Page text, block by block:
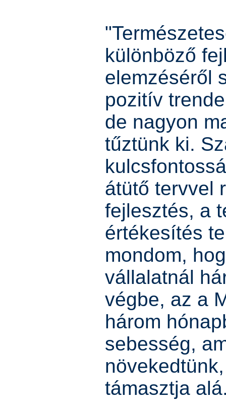
különböző
elemzéséről
pozitív
de nagyon
tűztünk ki.
átütő tervvel
fejlesztés, a
értékesítés
mondom,
vállalatnál
végbe, az a
három
sebesség,
támasztja